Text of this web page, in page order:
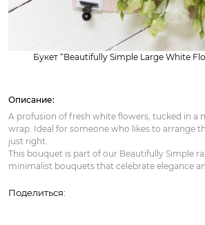
Букет “Beautifully Simple Large White
Описание:
A profusion of fresh white flowers, tucked in a
wrap. Ideal for someone who likes to arrange
just right.
This bouquet is part of our Beautifully Simple
minimalist bouquets that celebrate elegance
Поделиться: